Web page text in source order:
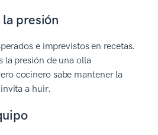
presión
e imprevistos en recetas.
la presión de una olla
cocinero sabe mantener la
a huir.